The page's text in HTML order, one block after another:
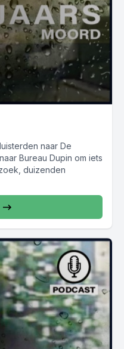
naar De
Bureau Dupin om iets
duizenden